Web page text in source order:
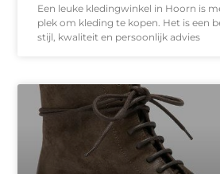
Een leuke kledingwinkel in Hoorn is
plek om kleding te kopen. Het is een
stijl, kwaliteit en persoonlijk advies